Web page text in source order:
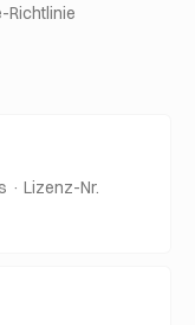
Richtlinie
· Lizenz-Nr.